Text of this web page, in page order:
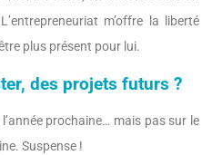
m’offre la liberté
plus présent pour lui.
des projets futurs ?
prochaine… mais pas sur le
Suspense !